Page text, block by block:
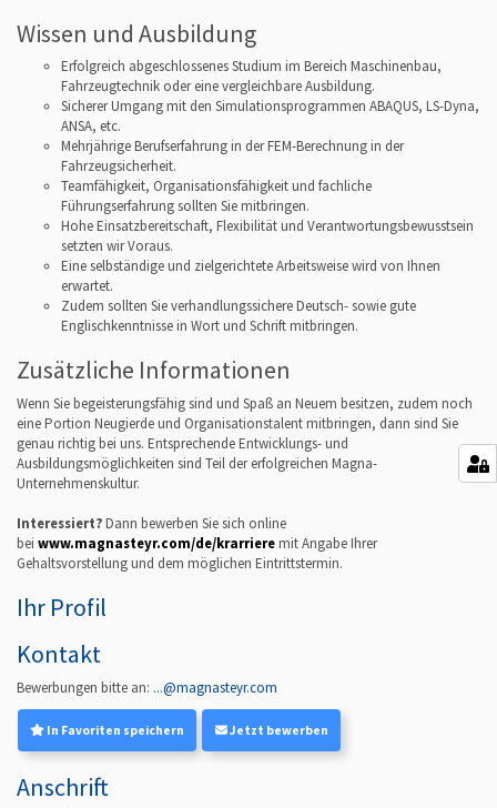
Wissen und Ausbildung
Erfolgreich abgeschlossenes Studium im Bereich Maschinenbau,
Fahrzeugtechnik oder eine vergleichbare Ausbildung.
Sicherer Umgang mit den Simulationsprogrammen ABAQUS, LS-Dyna,
ANSA, etc.
Mehrjährige Berufserfahrung in der FEM-Berechnung in der
Fahrzeugsicherheit.
Teamfähigkeit, Organisationsfähigkeit und fachliche
Führungserfahrung sollten Sie mitbringen.
Hohe Einsatzbereitschaft, Flexibilität und Verantwortungsbewusstsein
setzten wir Voraus.
Eine selbständige und zielgerichtete Arbeitsweise wird von Ihnen
erwartet.
Zudem sollten Sie verhandlungssichere Deutsch- sowie gute
Englischkenntnisse in Wort und Schrift mitbringen.
Zusätzliche Informationen
Wenn Sie begeisterungsfähig sind und Spaß an Neuem besitzen, zudem noch
eine Portion Neugierde und Organisationstalent mitbringen, dann sind Sie
genau richtig bei uns. Entsprechende Entwicklungs- und
Ausbildungsmöglichkeiten sind Teil der erfolgreichen Magna-
Unternehmenskultur.
Interessiert?Dann bewerben Sie sich online
bei www.magnasteyr.com/de/krarrieremit Angabe Ihrer
Gehaltsvorstellung und dem möglichen Eintrittstermin.
Ihr Profil
Kontakt
Bewerbungen bitte an: ...@magnasteyr.com
In Favoriten speichern Jetzt bewerben
Anschrift